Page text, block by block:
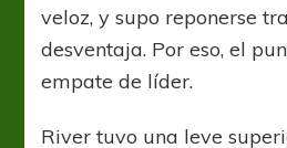
veloz, y supo reponerse
desventaja. Por eso, el
empate de líder.
River tuvo una leve